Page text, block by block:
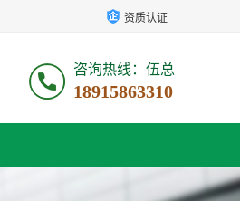
资质认证
咨询热线：伍总
18915863310